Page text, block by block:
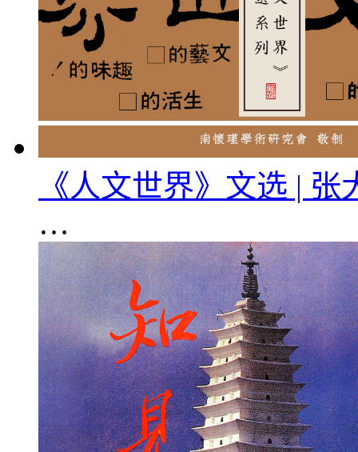
《人文世界》文选 |
…